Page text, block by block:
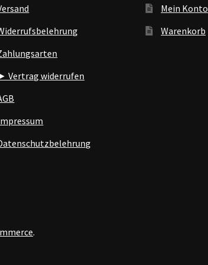
Vertrag widerrufen
Mein Konto
Warenkorb
.